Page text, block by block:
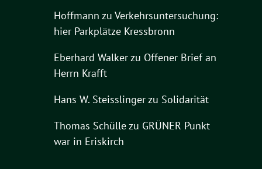
Hoffmann zu Verkehrsuntersuchung:
hier Parkplätze Kressbronn
Eberhard Walkerzu Offener Brief an
Herrn Krafft
Hans W. Steisslingerzu Solidarität
Thomas Schüllezu GRÜNER Punkt
war in Eriskirch